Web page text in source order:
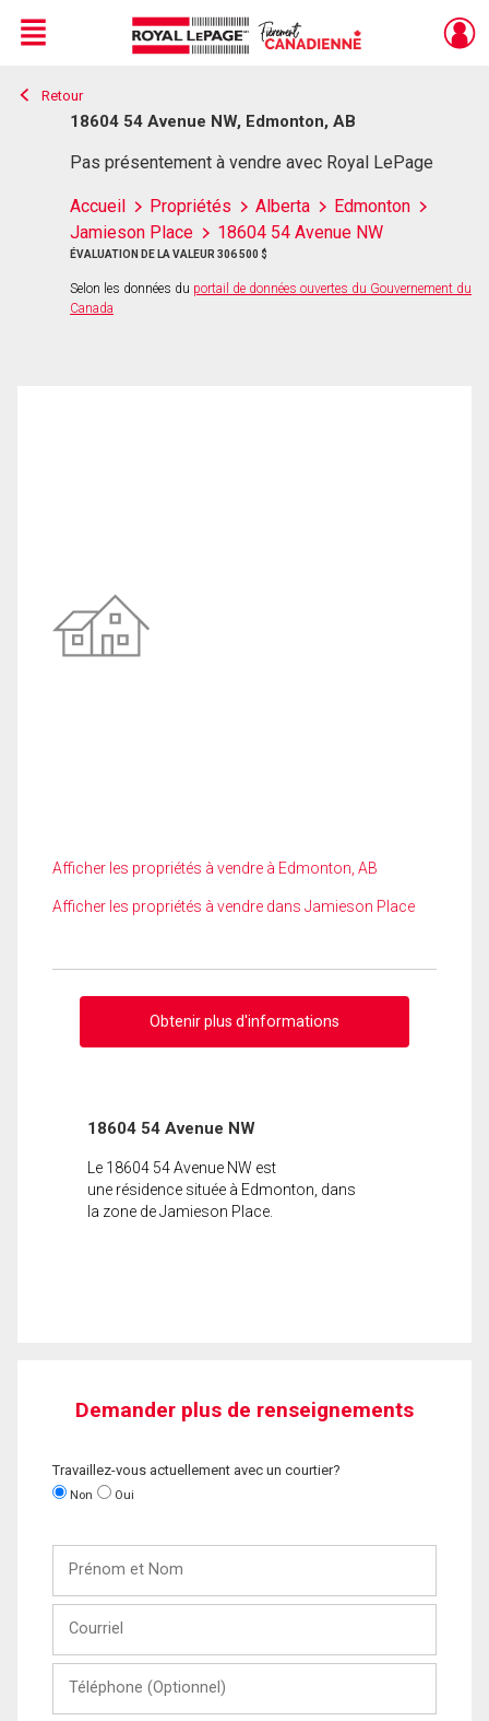
Live
En Direct
Menu
Retour
18604 54 Avenue NW, Edmonton, AB
Pas présentement à vendre avec Royal LePage
Accueil Propriétés Alberta
Edmonton
Jamieson Place
18604 54 Avenue NW
ÉVALUATION DE LA VALEUR 306 500 $
Selon les données du portail de données ouvertes du Gouvernement du
Canada
Afficher les propriétés à vendre à Edmonton, AB
Afficher les propriétés à vendre dans Jamieson Place
Obtenir plus d'informations
18604 54 Avenue NW
Le 18604 54 Avenue NW est
une résidence située à Edmonton, dans
la zone de Jamieson Place.
Demander plus de renseignements
Travaillez-vous actuellement avec un courtier?
Non Oui
Nom
(Optionnel)